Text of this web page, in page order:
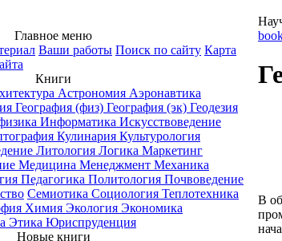
Главное меню
Ваши работы Поиск по сайту Карта
Книги
Астрономия Аэронавтика
География (физ) География (эк) Геодезия
Информатика Искусствоведение
Кулинария Культурология
Литология Логика Маркетинг
Медицина Менеджмент Механика
Педагогика Политология Почвоведение
Семиотика Социология Теплотехника
Химия Экология Экономика
Этика Юриспруденция
Новые книги
В